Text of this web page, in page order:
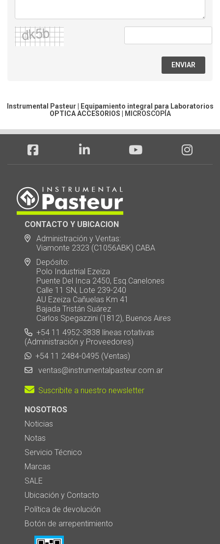
ENVIAR
Instrumental Pasteur | Equipamiento integral para Laboratorios
OPTICA ACCESORIOS
MICROSCOPÍA
CONTACTO Y UBICACION
Administración y Ventas:
Viamonte 2323 (C1056ABK) CABA
Depósito:
Polo Industrial Ezeiza
Puente Del Inca 2450, Esq.Canelones
Calle 11 SN, Lote 239-240
AU Ezeiza Cañuelas Km 41
Bajada Tristán Suárez
Carlos Spegazzini (1812), Buenos Aires
+54 11 4952-3838 líneas rotativas
(Administración y Proveedores)
+54 11 2484-0495 (Ventas)
ventas@instrumentalpasteur.com.ar
Suscribite a nuestro newsletter
NOSOTROS
Noticias
Notas
Servicio Técnico
Marcas
SALE
Ubicación y Contacto
Política de devolución
Botón de arrepentimiento